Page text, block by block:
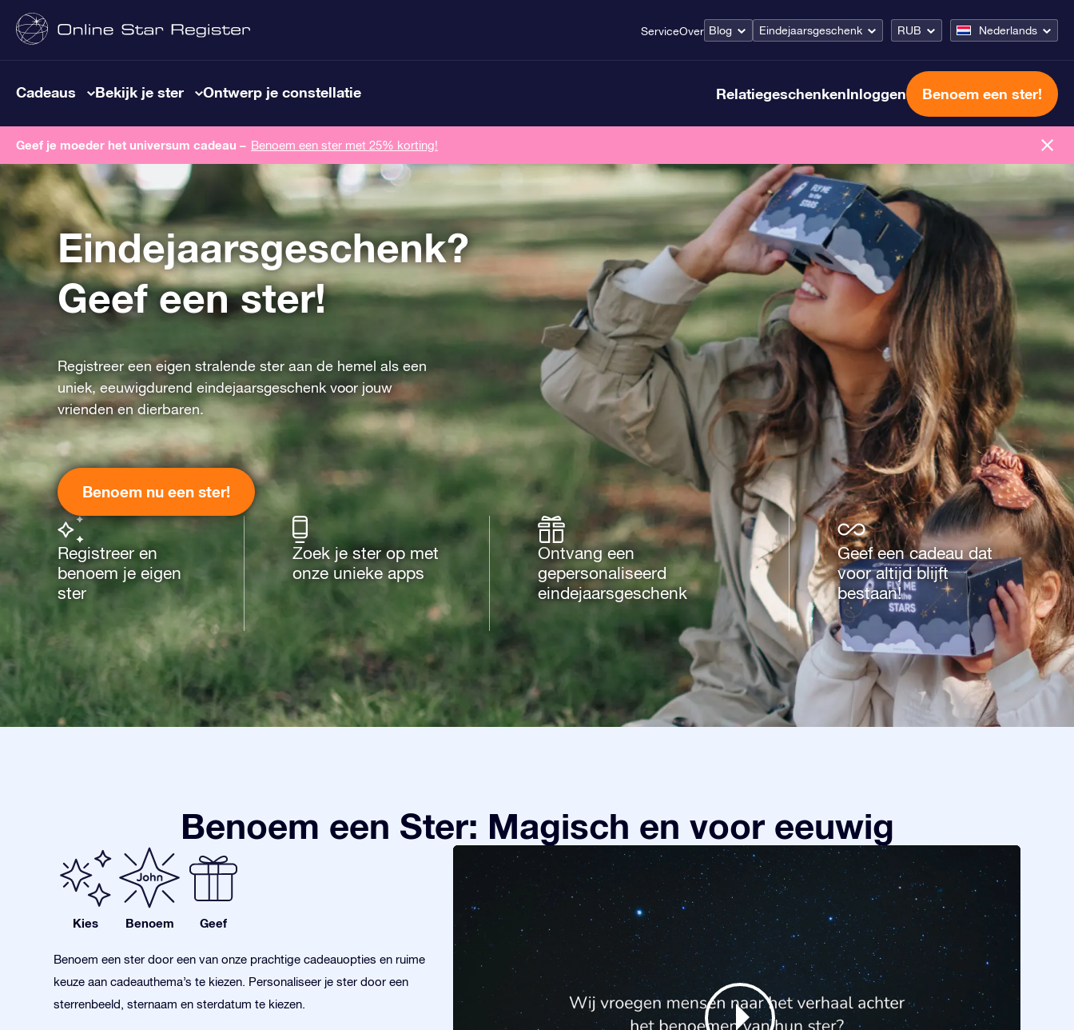
ServiceOver Blog Eindejaarsgeschenk RUB Nederlands
Cadeaus Bekijk je ster Ontwerp je constellatie RelatiegeschenkenInloggen Benoem een ster!
Geef je moeder het universum cadeau – Benoem een ​​ster met 25% korting!
Eindejaarsgeschenk?
Geef een ster!
Registreer een eigen stralende ster aan de hemel als een
uniek, eeuwigdurend eindejaarsgeschenk voor jouw
vrienden en dierbaren.
Benoem nu een ster!
Registreer en
benoem je eigen
ster
Zoek je ster op met
onze unieke apps
Ontvang een
gepersonaliseerd
eindejaarsgeschenk
Geef een cadeau dat
voor altijd blijft
bestaan!
Benoem een Ster: Magisch en voor eeuwig
Kies Benoem Geef
Benoem een ster door een van onze prachtige cadeauopties en ruime
keuze aan cadeauthema’s te kiezen. Personaliseer je ster door een
sterrenbeeld, sternaam en sterdatum te kiezen.